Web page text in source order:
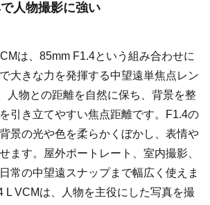
人物撮影に強い
は、85mm F1.4という組み合わせに
大きな力を発揮する中望遠単焦点レン
人物との距離を自然に保ち、背景を整
引き立てやすい焦点距離です。F1.4の
景の光や色を柔らかくぼかし、表情や
ます。屋外ポートレート、室内撮影、
常の中望遠スナップまで幅広く使えま
L VCMは、人物を主役にした写真を撮